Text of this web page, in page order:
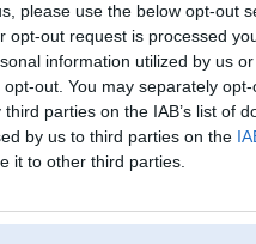
please use the below opt-out
opt-out request is processed
information utilized by us
out. You may separately
parties on the IAB’s list of
by us to third parties on the
it to other third parties.
vnd88us
0
forumā